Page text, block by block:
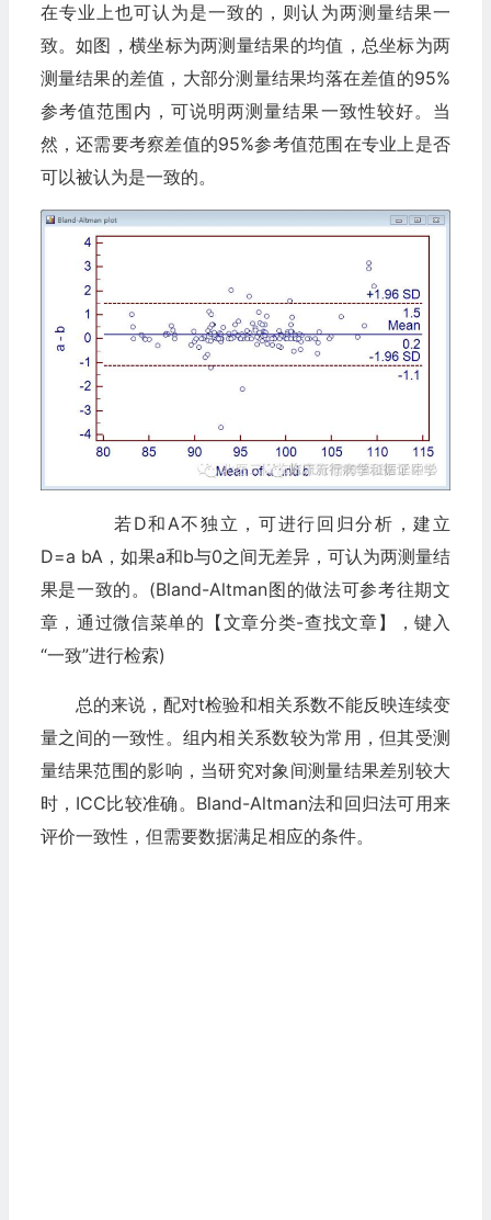
在专业上也可认为是一致的，则认为两测量结果一
致。如图，横坐标为两测量结果的均值，总坐标为两
测量结果的差值，大部分测量结果均落在差值的95%
参考值范围内，可说明两测量结果一致性较好。当
然，还需要考察差值的95%参考值范围在专业上是否
可以被认为是一致的。
若D和A不独立，可进行回归分析，建立
D=a bA，如果a和b与0之间无差异，可认为两测量结
果是一致的。(Bland-Altman图的做法可参考往期文
章，通过微信菜单的【文章分类-查找文章】，键入
“一致”进行检索)
总的来说，配对t检验和相关系数不能反映连续变
量之间的一致性。组内相关系数较为常用，但其受测
量结果范围的影响，当研究对象间测量结果差别较大
时，ICC比较准确。Bland-Altman法和回归法可用来
评价一致性，但需要数据满足相应的条件。